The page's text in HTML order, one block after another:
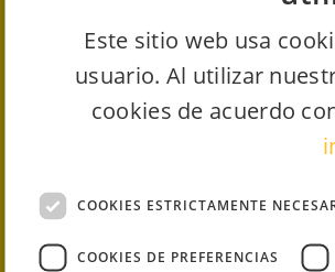
Este sitio web usa
usuario. Al utilizar
cookies de acuerdo
COOKIES ESTRICTAMENTE
COOKIES DE PREFERENCIAS